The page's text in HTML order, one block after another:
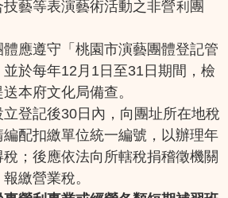
藝等表演藝術活動之非營利團
應遵守「桃園市演藝團體登記管
於每年12月1日至31日期間，檢
本府文化局備查。
登記後30日內，向團址所在地稅
配扣繳單位統一編號，以辦理年
；後應依法向所轄稅捐稽徵機關
繳營業稅。